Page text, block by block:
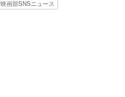
映画部SNSニュース